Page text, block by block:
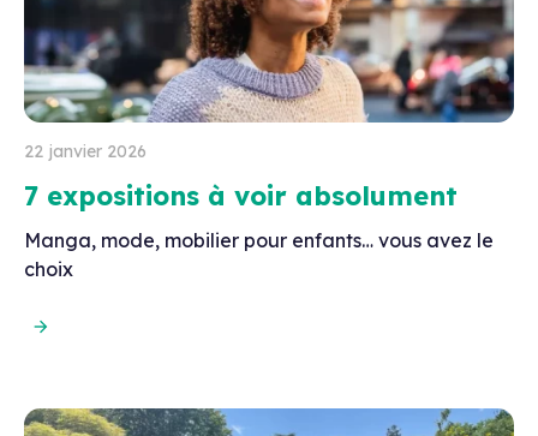
22 janvier 2026
7 expositions à voir absolument
Manga, mode, mobilier pour enfants… vous avez le
choix